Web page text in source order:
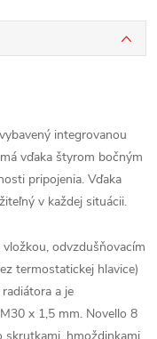
integrovanou
vďaka štyrom bočným
pripojenia. Vďaka
v každej situácii.
odvzdušňovacím
termostatickej hlavice)
a je
x 1,5 mm. Novello 8